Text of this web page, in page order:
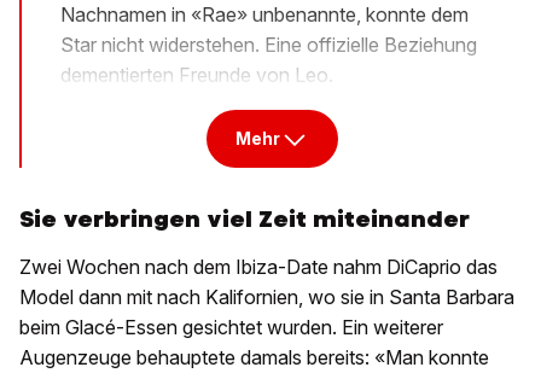
Nachnamen in «Rae» unbenannte, konnte dem
Star nicht widerstehen. Eine offizielle Beziehung
dementierten Freunde von Leo.
Mehr
Sie verbringen viel Zeit miteinander
Zwei Wochen nach dem Ibiza-Date nahm DiCaprio das
Model dann mit nach Kalifornien, wo sie in Santa Barbara
beim Glacé-Essen gesichtet wurden. Ein weiterer
Augenzeuge behauptete damals bereits: «Man konnte